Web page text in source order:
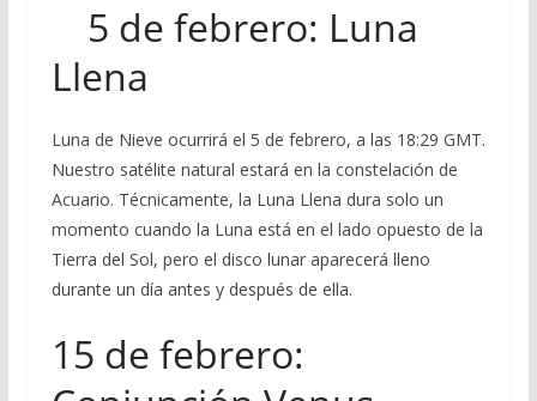
5 de febrero: Luna
Llena
Luna de Nieve ocurrirá el 5 de febrero, a las 18:29 GMT.
Nuestro satélite natural estará en la constelación de
Acuario. Técnicamente, la Luna Llena dura solo un
momento cuando la Luna está en el lado opuesto de la
Tierra del Sol, pero el disco lunar aparecerá lleno
durante un día antes y después de ella.
15 de febrero: